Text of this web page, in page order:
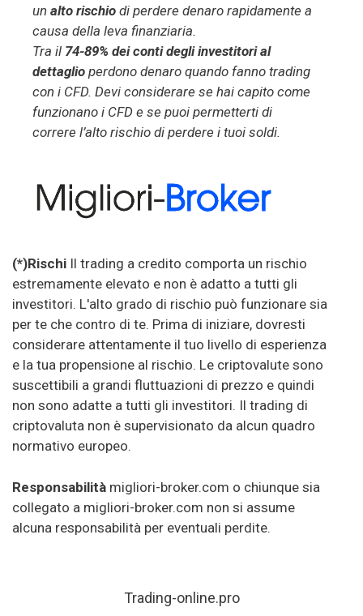
un alto rischio di perdere denaro rapidamente a
causa della leva finanziaria.
Tra il 74-89% dei conti degli investitori al
dettaglio perdono denaro quando fanno trading
con i CFD. Devi considerare se hai capito come
funzionano i CFD e se puoi permetterti di
correre l’alto rischio di perdere i tuoi soldi.
(*)Rischi Il trading a credito comporta un rischio
estremamente elevato e non è adatto a tutti gli
investitori. L'alto grado di rischio può funzionare sia
per te che contro di te. Prima di iniziare, dovresti
considerare attentamente il tuo livello di esperienza
e la tua propensione al rischio. Le criptovalute sono
suscettibili a grandi fluttuazioni di prezzo e quindi
non sono adatte a tutti gli investitori. Il trading di
criptovaluta non è supervisionato da alcun quadro
normativo europeo.
Responsabilità migliori-broker.com o chiunque sia
collegato a migliori-broker.com non si assume
alcuna responsabilità per eventuali perdite.
Trading-online.pro